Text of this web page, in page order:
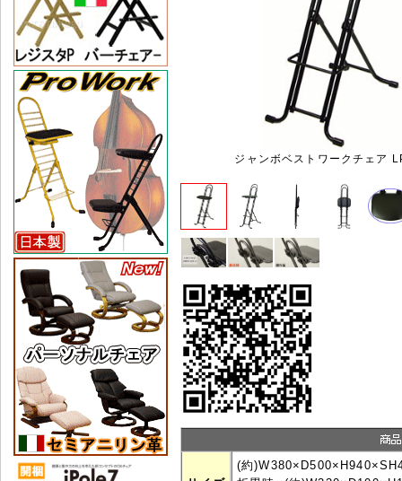
ジャンボベストワークチェア
(約